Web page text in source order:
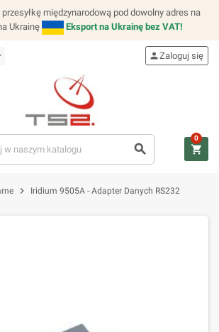
międzynarodową pod dowolny adres na
Ukrainę
Eksport na Ukrainę bez VAT!
search
personZaloguj się
shopping_cart
0
chevron_right Iridium 9505A - Adapter Danych RS232